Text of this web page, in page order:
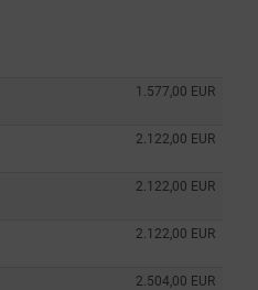
1.577,00 EUR
2.122,00 EUR
2.122,00 EUR
2.122,00 EUR
2.504,00 EUR